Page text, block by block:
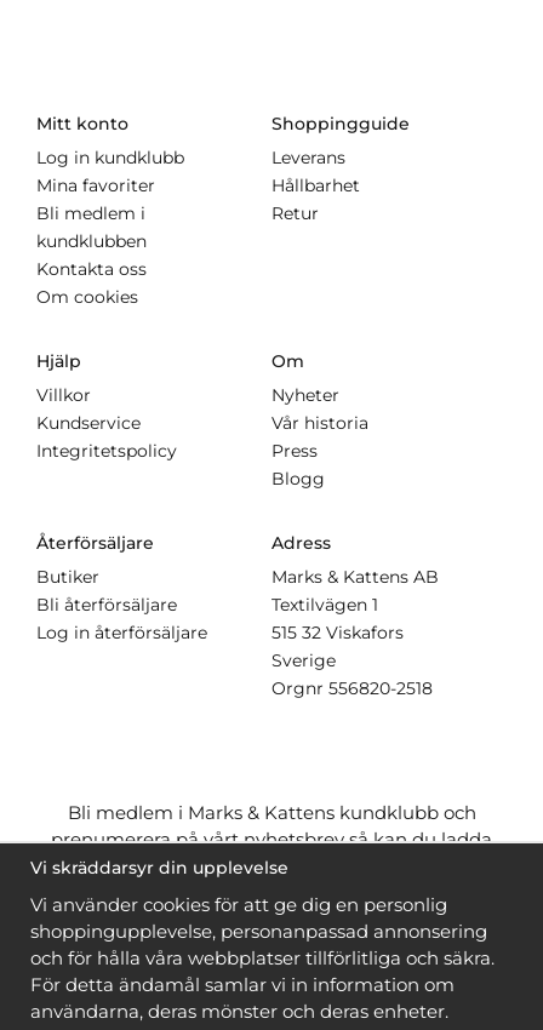
Mitt konto
Log in kundklubb
Mina favoriter
Bli medlem i
kundklubben
Kontakta oss
Om cookies
Shoppingguide
Leverans
Hållbarhet
Retur
Hjälp
Villkor
Kundservice
Integritetspolicy
Om
Nyheter
Vår historia
Press
Blogg
Återförsäljare
Butiker
Bli återförsäljare
Log in återförsäljare
Adress
Marks & Kattens AB
Textilvägen 1
515 32 Viskafors
Sverige
Orgnr 556820-2518
Bli medlem i Marks & Kattens kundklubb och
prenumerera på vårt nyhetsbrev så kan du ladda
ner många mönstergratisoch få många
när du handlar garn till mönstret. Du ser vilka som
ärgratis när du ärinloggad.
Bli medlem
Vi skräddarsyr din upplevelse
Vi använder cookies för att ge dig en personlig
shoppingupplevelse, personanpassad annonsering
och för hålla våra webbplatser tillförlitliga och säkra.
För detta ändamål samlar vi in information om
användarna, deras mönster och deras enheter.